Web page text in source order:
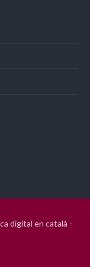
digital en català -